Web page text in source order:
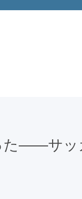
た――サッ